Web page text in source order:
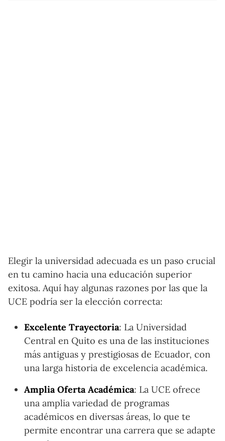
Elegir la universidad adecuada es un paso crucial
en tu camino hacia una educación superior
exitosa. Aquí hay algunas razones por las que la
UCE podría ser la elección correcta:
Excelente Trayectoria: La Universidad
Central en Quito es una de las instituciones
más antiguas y prestigiosas de Ecuador, con
una larga historia de excelencia académica.
Amplia Oferta Académica: La UCE ofrece
una amplia variedad de programas
académicos en diversas áreas, lo que te
permite encontrar una carrera que se adapte